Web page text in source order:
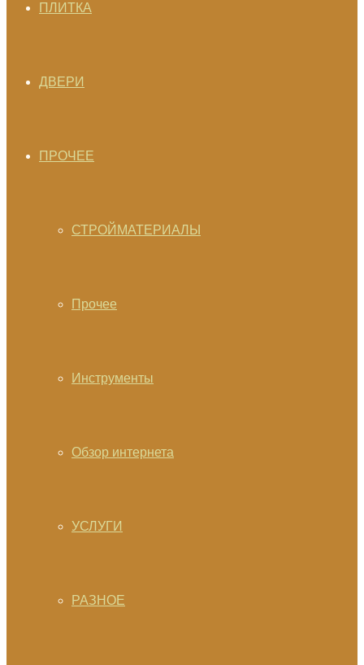
ПЛИТКА
ДВЕРИ
ПРОЧЕЕ
СТРОЙМАТЕРИАЛЫ
Прочее
Инструменты
Обзор интернета
УСЛУГИ
РАЗНОЕ